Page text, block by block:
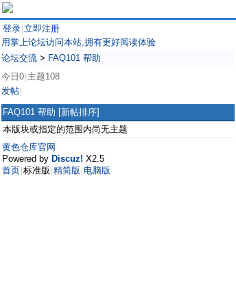
登录 立即注册
用掌上论坛访问本站,拥有更好阅读体验
论坛交流 > FAQ101 帮助
今日0 主题108
发帖
FAQ101 帮助 [新帖排序]
本版块或指定的范围内尚无主题
黄色仓库官网
Powered by Discuz! X2.5
首页 标准版 精简版 电脑版